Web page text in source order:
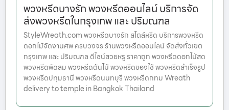
พวงหรีดบางรัก พวงหรีดออนไลน์ บริการจัด
ส่งพวงหรีดในกรุงเทพ และ ปริมณฑล
StyleWreath.com พวงหรีดบางรัก สไตล์หรีด บริการพวงหรีด
ดอกไม้จัดงานศพ ครบวงจร ร้านพวงหรีดออนไลน์ จัดส่งทั่วเขต
กรุงเทพ และ ปริมณฑล ดีไซน์สวยหรู ราคาถูก พวงหรีดดอกไม้สด
พวงหรีดพัดลม พวงหรีดต้นไม้ พวงหรีดของใช้ พวงหรีดสำเร็จรูป
พวงหรีดปทุมธานี พวงหรีดนนทบุรี พวงหรีดกทม Wreath
delivery to temple in Bangkok Thailand